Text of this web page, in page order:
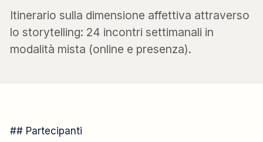
Itinerario sulla dimensione affettiva attraverso
lo storytelling: 24 incontri settimanali in
modalità mista (online e presenza).
## Partecipanti